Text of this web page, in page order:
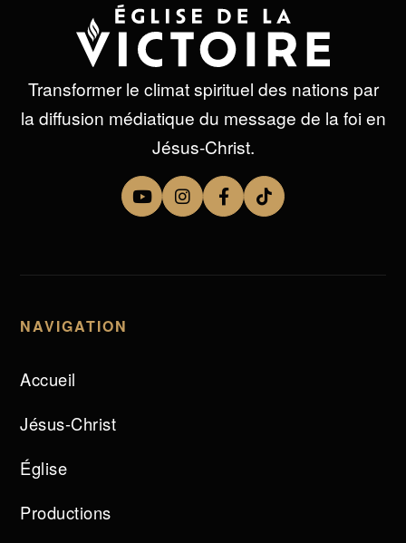
Transformer le climat spirituel des nations par
la diffusion médiatique du message de la foi en
Jésus-Christ.
NAVIGATION
Accueil
Jésus-Christ
Église
Productions